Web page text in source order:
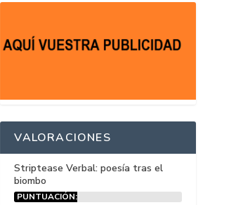
VALORACIONES
Striptease Verbal: poesía tras el
biombo
PUNTUACIÓN: